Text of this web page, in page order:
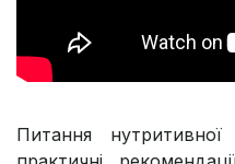
Питання